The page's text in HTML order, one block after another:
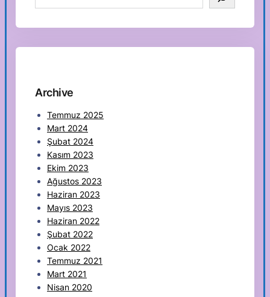
e
c
Archive
Temmuz 2025
Mart 2024
Şubat 2024
Kasım 2023
Ekim 2023
Ağustos 2023
Haziran 2023
Mayıs 2023
Haziran 2022
Şubat 2022
Ocak 2022
Temmuz 2021
Mart 2021
Nisan 2020